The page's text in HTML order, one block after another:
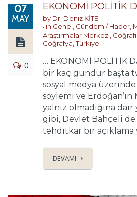
07
MAY
0
EKONOMİ POLİTİK
by Dr. Deniz KİTE
in Genel Gündem / Haber
Araştırmalar Merkezi Coğrafi
Coğrafya ,Türkiye
… EKONOMİ POLİTİK
bir kaç gündür başta
sosyal medya
söylemi ve
yalnız olmadığına
gibi, Devlet Bahçeli
tehditkar bir açıklama
DEVAMI